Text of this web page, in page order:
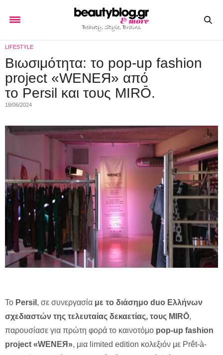
LIFESTYLE
Βιωσιμότητα: το pop-up fashion
project «WENEЯ» από
το Persil και τους MIRŌ.
18/06/2024
Το Persil , σε συνεργασία με το διάσημο duo Ελλήνων
σχεδιαστών της τελευταίας δεκαετίας, τους MIRŌ,
παρουσίασε για πρώτη φορά το καινοτόμο pop-up fashion
project «WENEЯ», μια limited edition κολεξιόν με Prêt-à-